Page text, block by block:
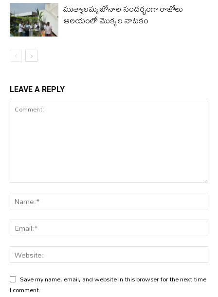
ముత్యాలమ్మ బోనాల సందర్భంగా రాజోలు
ఆలయంలో మొక్కల నాటకం
LEAVE A REPLY
Save my name, email, and website in this browser for the next time
I comment.